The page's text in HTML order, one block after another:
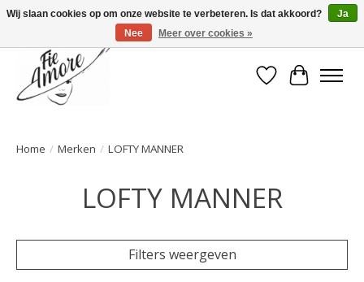
Verlanglijst
Home / Merken / LOFTY MANNER
LOFTY MANNER
Filters weergeven
Wij slaan cookies op om onze website te verbeteren. Is dat akkoord?
Ja
Nee
Meer over cookies »